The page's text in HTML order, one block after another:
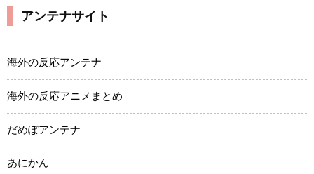
アンテナサイト
海外の反応アンテナ
海外の反応アニメまとめ
だめぽアンテナ
あにかん